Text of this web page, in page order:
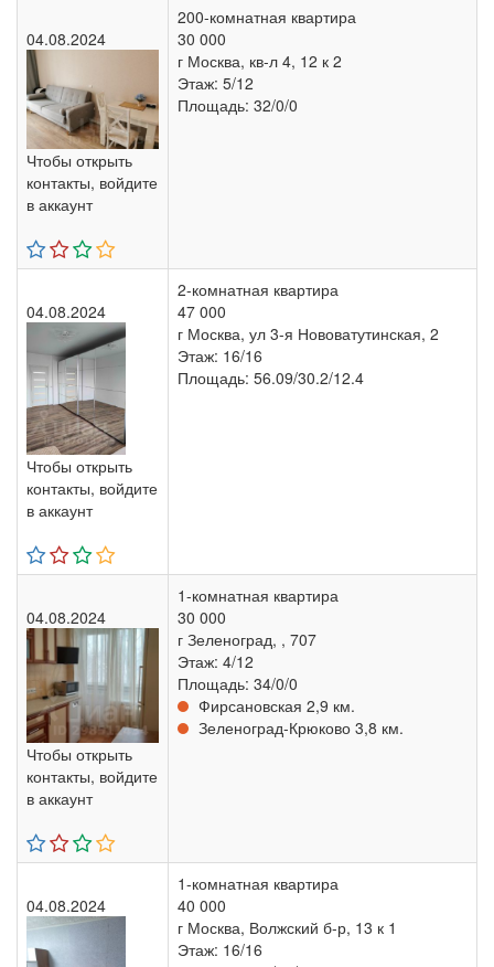
04.08.2024
Чтобы открыть
контакты, войдите
в аккаунт
200-комнатная квартира
30 000
г Москва, кв-л 4, 12 к 2
Этаж: 5/12
Площадь: 32/0/0
04.08.2024
Чтобы открыть
контакты, войдите
в аккаунт
2-комнатная квартира
47 000
г Москва, ул 3-я Нововатутинская, 2
Этаж: 16/16
Площадь: 56.09/30.2/12.4
04.08.2024
Чтобы открыть
контакты, войдите
в аккаунт
1-комнатная квартира
30 000
г Зеленоград, , 707
Этаж: 4/12
Площадь: 34/0/0
Фирсановская 2,9 км.
Зеленоград-Крюково 3,8 км.
04.08.2024
1-комнатная квартира
40 000
г Москва, Волжский б-р, 13 к 1
Этаж: 16/16